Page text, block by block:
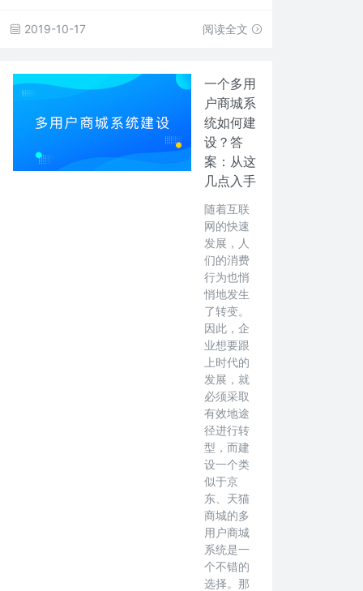
2019-10-17 阅读全文
一个多用
户商城系
统如何建
设？答
案：从这
几点入手
随着互联
网的快速
发展，人
们的消费
行为也悄
悄地发生
了转变。
因此，企
业想要跟
上时代的
发展，就
必须采取
有效地途
径进行转
型，而建
设一个类
似于京
东、天猫
商城的多
用户商城
系统是一
个不错的
选择。那